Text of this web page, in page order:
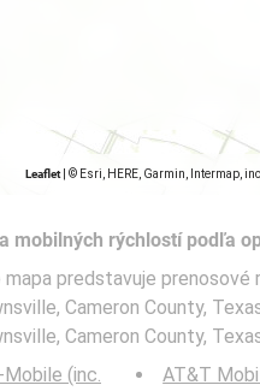
Leaflet © Esri, HERE, Garmin, Intermap,
mobilných rýchlostí podľa
predstavuje prenosové
Cameron County,
Cameron County,
Mobile (inc.
AT&T